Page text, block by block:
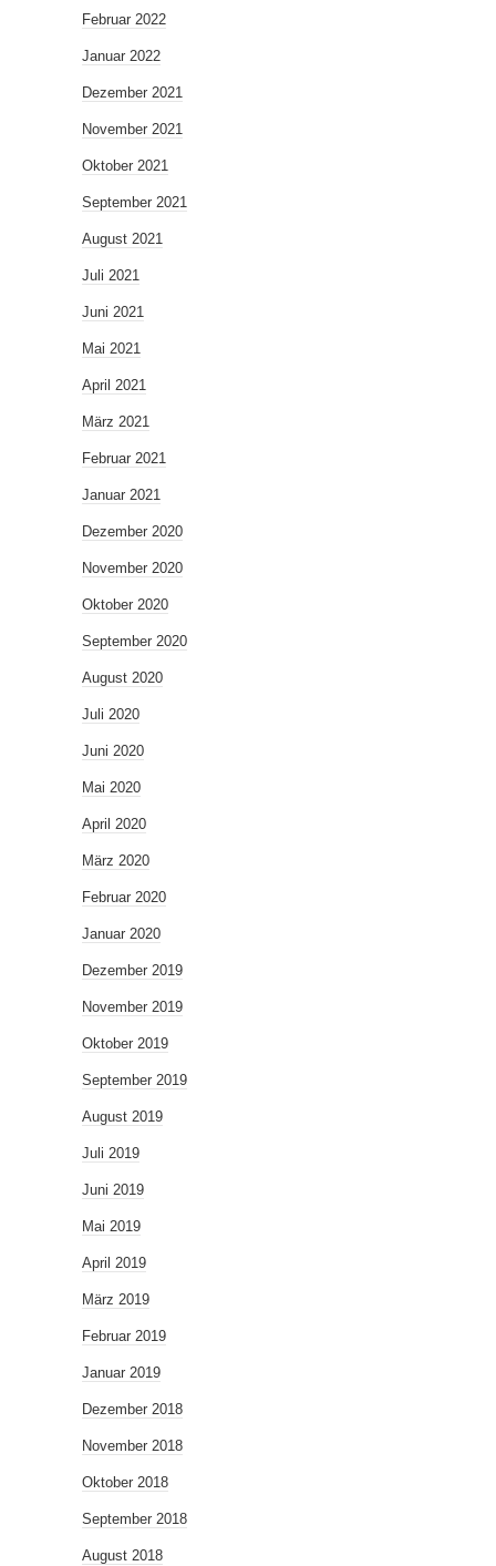
Februar 2022
Januar 2022
Dezember 2021
November 2021
Oktober 2021
September 2021
August 2021
Juli 2021
Juni 2021
Mai 2021
April 2021
März 2021
Februar 2021
Januar 2021
Dezember 2020
November 2020
Oktober 2020
September 2020
August 2020
Juli 2020
Juni 2020
Mai 2020
April 2020
März 2020
Februar 2020
Januar 2020
Dezember 2019
November 2019
Oktober 2019
September 2019
August 2019
Juli 2019
Juni 2019
Mai 2019
April 2019
März 2019
Februar 2019
Januar 2019
Dezember 2018
November 2018
Oktober 2018
September 2018
August 2018